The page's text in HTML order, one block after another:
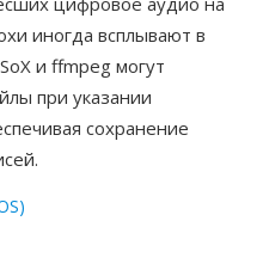
иногда всплывают в
и ffmpeg могут
при указании
сохранение